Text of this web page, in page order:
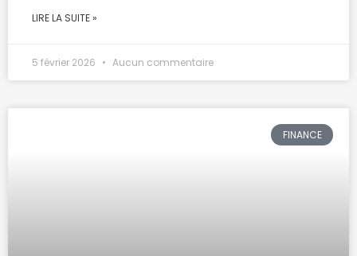
LIRE LA SUITE »
5 février 2026 Aucun commentaire
FINANCE